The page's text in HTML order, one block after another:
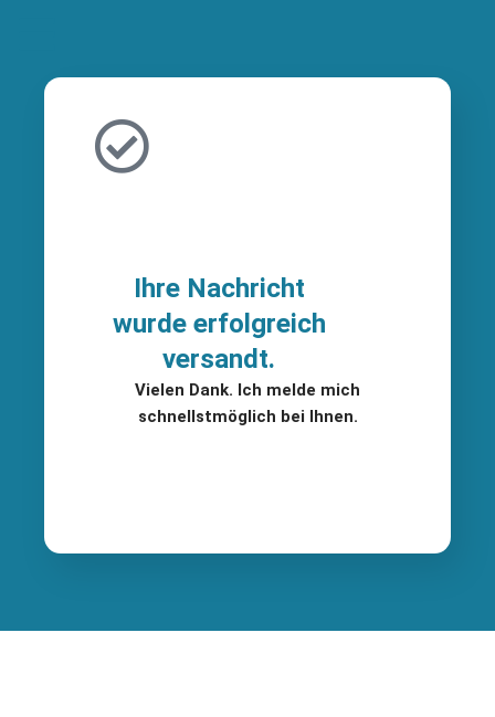
Ihre Nachricht
wurde erfolgreich
versandt.
Vielen Dank. Ich melde mich
schnellstmöglich bei Ihnen.